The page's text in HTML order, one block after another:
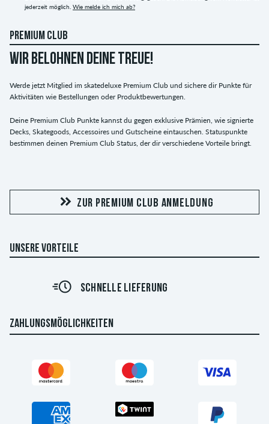
jederzeit möglich. Wie melde ich mich ab?
PREMIUM CLUB
WIR BELOHNEN DEINE TREUE!
Werde jetzt Mitglied im skatedeluxe Premium Club und sichere dir Punkte für
Aktivitäten wie Bestellungen oder Produktbewertungen.
Deine Premium Club Punkte kannst du gegen exklusive Prämien, wie signierte
Decks, Skategoods, Accessoires und Gutscheine eintauschen. Statuspunkte
bestimmen deinen Premium Club Status, der dir verschiedene Vorteile bringt.
ZUR PREMIUM CLUB ANMELDUNG
UNSERE VORTEILE
30 TAGE WIDERRUFSRECHT
ZAHLUNGSMÖGLICHKEITEN